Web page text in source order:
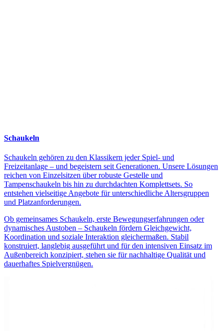
Schaukeln
Schaukeln gehören zu den Klassikern jeder Spiel- und
Freizeitanlage – und begeistern seit Generationen. Unsere Lösungen
reichen von Einzelsitzen über robuste Gestelle und
Tampenschaukeln bis hin zu durchdachten Komplettsets. So
entstehen vielseitige Angebote für unterschiedliche Altersgruppen
und Platzanforderungen.
Ob gemeinsames Schaukeln, erste Bewegungserfahrungen oder
dynamisches Austoben – Schaukeln fördern Gleichgewicht,
Koordination und soziale Interaktion gleichermaßen. Stabil
konstruiert, langlebig ausgeführt und für den intensiven Einsatz im
Außenbereich konzipiert, stehen sie für nachhaltige Qualität und
dauerhaftes Spielvergnügen.